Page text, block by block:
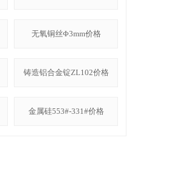
无氧铜丝Φ3mm价格
铸造铝合金锭ZL102价格
金属硅553#-331#价格